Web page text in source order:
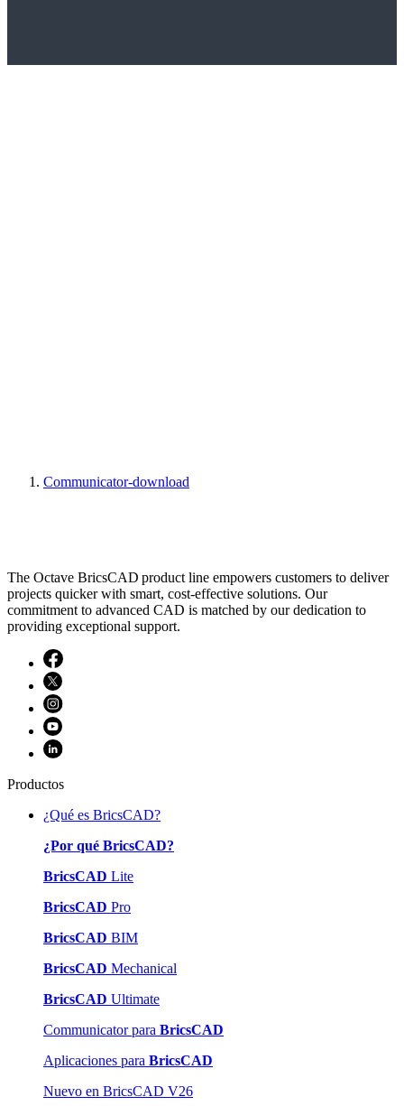
Communicator-download
The Octave BricsCAD product line empowers customers to deliver
projects quicker with smart, cost-effective solutions. Our
commitment to advanced CAD is matched by our dedication to
providing exceptional support.
Productos
¿Qué es BricsCAD?
¿Por qué BricsCAD?
BricsCAD Lite
BricsCAD Pro
BricsCAD BIM
BricsCAD Mechanical
BricsCAD Ultimate
Communicator para BricsCAD
Aplicaciones para BricsCAD
Nuevo en BricsCAD V26